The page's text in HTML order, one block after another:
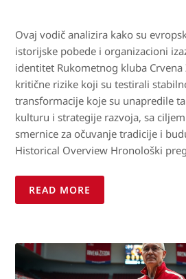
Ovaj vodič analizira kako su
istorijske pobede i organizacioni
identitet Rukometnog kluba Crvena
kritične rizike koji su testirali
transformacije koje su unapredile
kulturu i strategije razvoja, sa
smernice za očuvanje tradicije i
Historical Overview Hronološki
READ MORE